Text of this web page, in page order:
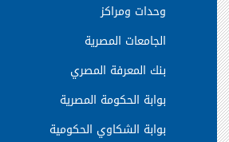
وحدات ومراكز
الجامعات المصرية
بنك المعرفة المصري
بوابة الحكومة المصرية
بوابة الشكاوي الحكومية